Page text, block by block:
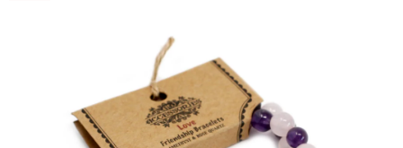
hvězdiček.